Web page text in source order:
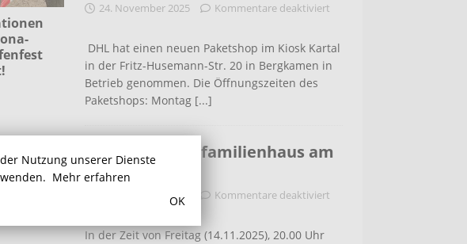
24. November 2025 Kommentare deaktiviert
DHL hat einen neuen Paketshop im Kiosk Kartal
in der Fritz-Husemann-Str. 20 in Bergkamen in
Betrieb genommen. Die Öffnungszeiten des
Paketshops: Montag [...]
Einbruch in Einfamilienhaus am
Haldenweg
16. November 2025 Kommentare deaktiviert
In der Zeit von Freitag (14.11.2025), 20.00 Uhr
Nutzung unserer Dienste
Mehr erfahren
OK